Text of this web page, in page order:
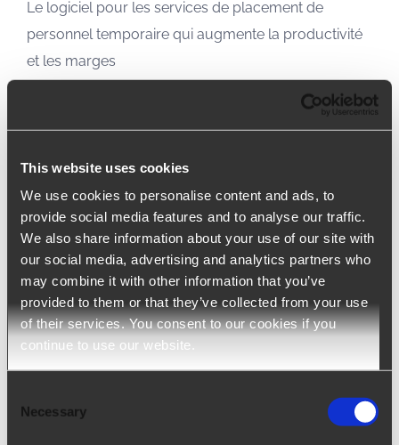
This website uses cookies
We use cookies to personalise content and ads, to
provide social media features and to analyse our traffic.
We also share information about your use of our site with
our social media, advertising and analytics partners who
may combine it with other information that you’ve
provided to them or that they’ve collected from your use
of their services. You consent to our cookies if you
continue to use our website.
Selection
Necessary
Le logiciel pour les services de placement de
personnel temporaire qui augmente la productivité
et les marges